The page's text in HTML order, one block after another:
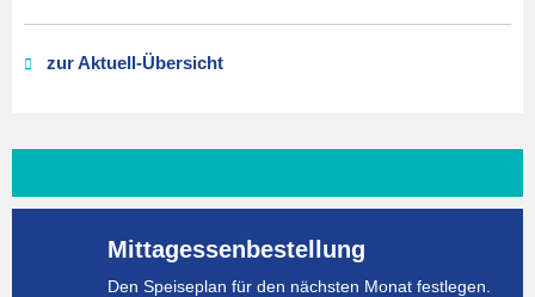
zur Aktuell-Übersicht
Mittagessenbestellung
Den Speiseplan für den nächsten Monat festlegen.